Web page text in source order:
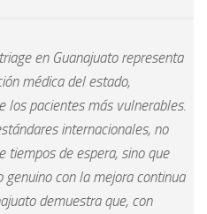
en Guanajuato representa
médica del estado,
los pacientes más vulnerables.
internacionales, no
tiempos de espera, sino que
con la mejora continua
demuestra que, con